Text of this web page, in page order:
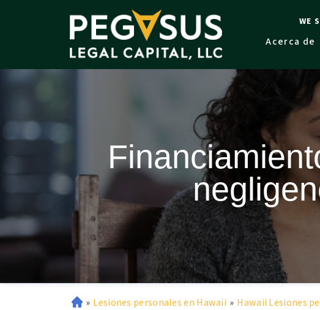
WE
Acerca de
» Lesiones personales en Hawaii » Hawaii Lesiones